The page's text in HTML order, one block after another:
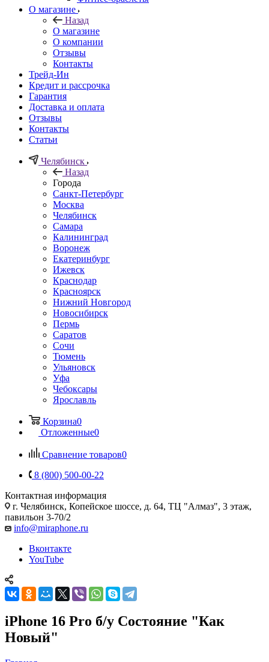
О магазине
Назад
О магазине
О компании
Отзывы
Контакты
Трейд-Ин
Кредит и рассрочка
Гарантия
Доставка и оплата
Отзывы
Контакты
Статьи
Челябинск
Назад
Города
Санкт-Петербург
Москва
Челябинск
Самара
Калининград
Воронеж
Екатеринбург
Ижевск
Краснодар
Красноярск
Нижний Новгород
Новосибирск
Пермь
Саратов
Сочи
Тюмень
Ульяновск
Уфа
Чебоксары
Ярославль
Корзина0
Отложенные0
Сравнение товаров0
8 (800) 500-00-22
Контактная информация
г. Челябинск, Копейское шоссе, д. 64, ТЦ "Алмаз", 3 этаж,
павильон 3-70/2
info@miraphone.ru
Вконтакте
YouTube
iPhone 16 Pro б/у Состояние "Как
Новый"